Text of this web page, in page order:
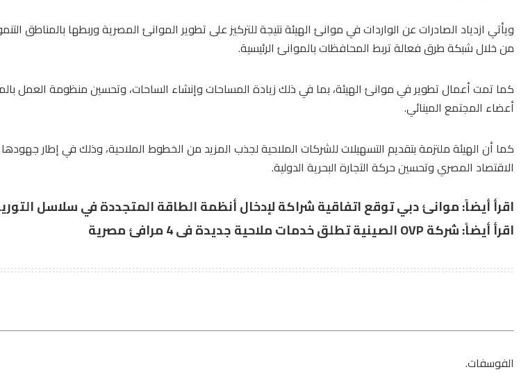
ويأتي ازدياد الصادرات عن الواردات في موانئ الهيئة نتيجة للتركيز على تطوير الموانئ المصرية وربطها بالمناطق
من خلال شبكة طرق فعالة تربط المحافظات بالموانئ الرئيسية.
كما تمت أعمال تطوير في موانئ الهيئة، بما في ذلك زيادة المساحات وإنشاء الساحات، وتحسين منظومة العمل
أعضاء المجتمع المينائي.
كما أن الهيئة ملتزمة بتقديم التسهيلات للشركات الملاحية لجذب المزيد من الخطوط الملاحية، وذلك في إطار جهودها
الاقتصاد المصري وتحسين حركة التجارة البحرية الدولية.
اقرأ أيضاً:موانئ دبي توقع اتفاقية شراكة لإدخال أنظمة الطاقة المتجددة في سلاسل
اقرأ أيضاً:شركة OVP الصينية تطلق خدمات ملاحية جديدة فى 4 مرافئ مصرية
الفوسفات.